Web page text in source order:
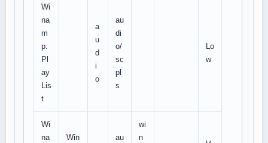
Wi
na
m
p.
Pl
ay
Lis
t
a
u
d
i
o
au
di
o/
sc
pl
s
Lo
w
Wi
na
Win
au
wi
n